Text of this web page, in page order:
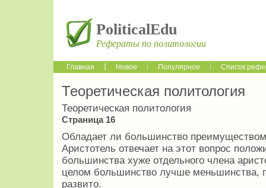
PoliticalEdu
Рефераты по политологии
Главная Новое Популярное Список
Теоретическая политология
Теоретическая политология
Страница 16
Обладает ли большинство
Аристотель отвечает на этот вопрос
большинства хуже отдельного члена
целом большинство лучше меньшинства,
развито.